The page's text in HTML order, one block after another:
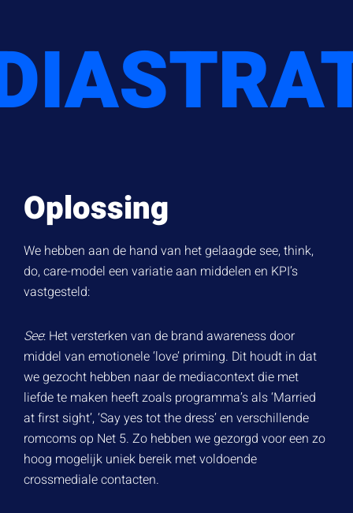
Oplossing
We hebben aan de hand van het gelaagde see, think,
do, care-model een variatie aan middelen en KPI’s
vastgesteld:
See: Het versterken van de brand awareness door
middel van emotionele ‘love’ priming. Dit houdt in dat
we gezocht hebben naar de mediacontext die met
liefde te maken heeft zoals programma’s als ‘Married
at first sight’, ‘Say yes tot the dress’ en verschillende
romcoms op Net 5. Zo hebben we gezorgd voor een zo
hoog mogelijk uniek bereik met voldoende
crossmediale contacten.